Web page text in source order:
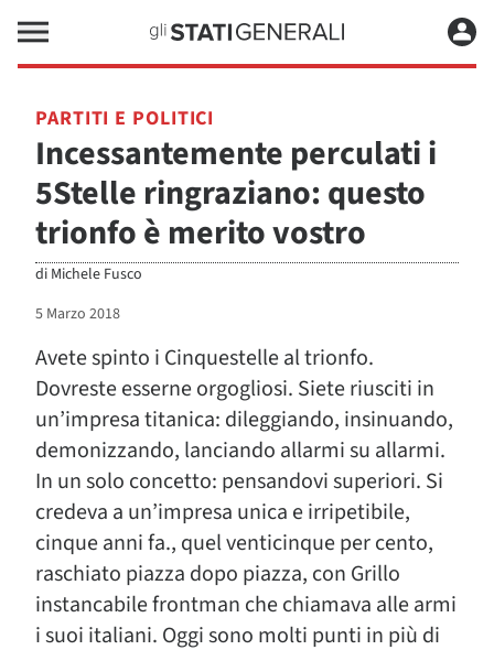
PARTITI E POLITICI
Incessantemente perculati i
5Stelle ringraziano: questo
trionfo è merito vostro
di Michele Fusco
5 Marzo 2018
Avete spinto i Cinquestelle al trionfo.
Dovreste esserne orgogliosi. Siete riusciti in
un’impresa titanica: dileggiando, insinuando,
demonizzando, lanciando allarmi su allarmi.
In un solo concetto: pensandovi superiori. Si
credeva a un’impresa unica e irripetibile,
cinque anni fa., quel venticinque per cento,
raschiato piazza dopo piazza, con Grillo
instancabile frontman che chiamava alle armi
i suoi italiani. Oggi sono molti punti in più di